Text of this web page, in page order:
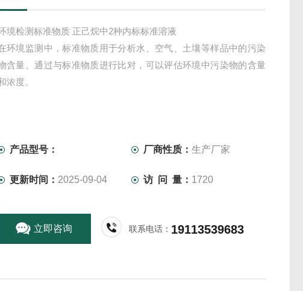
境检测标准物质 正己烷中2种内标标准溶液
环境监测中，标准物质用于分析水、空气、土壤等样品中的污染
含量。通过与标准物质进行比对，可以评估环境中污染物的含量
浓度。
产品型号： 厂商性质：生产厂家
更新时间： 2025-09-04 访 问 量： 1720
立即咨询 联系电话： 19113539683